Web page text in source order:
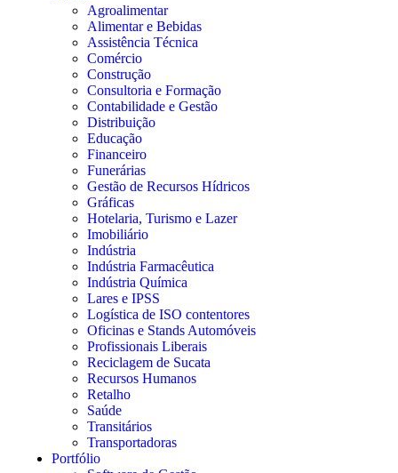
Agroalimentar
Alimentar e Bebidas
Assistência Técnica
Comércio
Construção
Consultoria e Formação
Contabilidade e Gestão
Distribuição
Educação
Financeiro
Funerárias
Gestão de Recursos Hídricos
Gráficas
Hotelaria, Turismo e Lazer
Imobiliário
Indústria
Indústria Farmacêutica
Indústria Química
Lares e IPSS
Logística de ISO contentores
Oficinas e Stands Automóveis
Profissionais Liberais
Reciclagem de Sucata
Recursos Humanos
Retalho
Saúde
Transitários
Transportadoras
Portfólio